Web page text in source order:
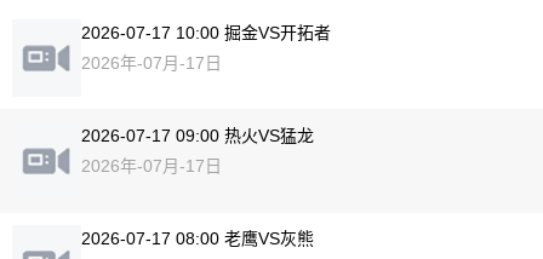
2026-07-17 10:00 掘金VS开拓者
2026年-07月-17日
2026-07-17 09:00 热火VS猛龙
2026年-07月-17日
2026-07-17 08:00 老鹰VS灰熊